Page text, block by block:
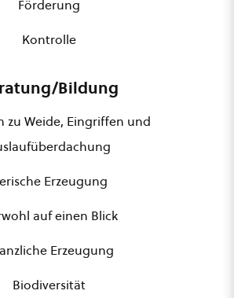
Förderung
Kontrolle
Bildung
zu Weide, Eingriffen und
Erzeugung
auf einen Blick
Erzeugung
Biodiversität